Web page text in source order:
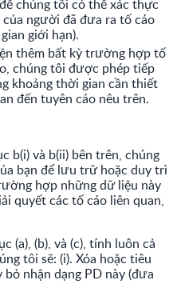
chúng tôi có thể xác thực
người đã đưa ra tố cáo
giới hạn).
thêm bất kỳ trường hợp tố
chúng tôi được phép tiếp
khoảng thời gian cần thiết
đến tuyên cáo nêu trên.
b(i) và b(ii) bên trên, chúng
bạn để lưu trữ hoặc duy trì
hợp những dữ liệu này
quyết các tố cáo liên quan,
(a), (b), và (c), tính luôn cả
tôi sẽ: (i). Xóa hoặc tiêu
nhận dạng PD này (đưa